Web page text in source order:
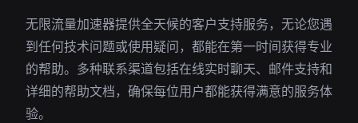
无限流量加速器提供全天候的客户支持服务，无论您遇
到任何技术问题或使用疑问，都能在第一时间获得专业
的帮助。多种联系渠道包括在线实时聊天、邮件支持和
详细的帮助文档，确保每位用户都能获得满意的服务体
验。